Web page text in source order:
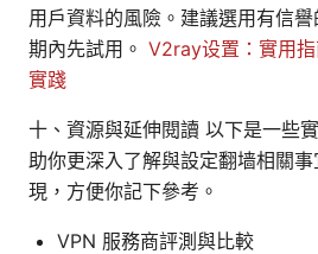
用戶資料的風險。建議選用有信
期內先試用。 V2ray设置：實用
實踐
十、資源與延伸閱讀 以下是一些
助你更深入了解與設定翻墙相關
現，方便你記下參考。
VPN 服務商評測與比較